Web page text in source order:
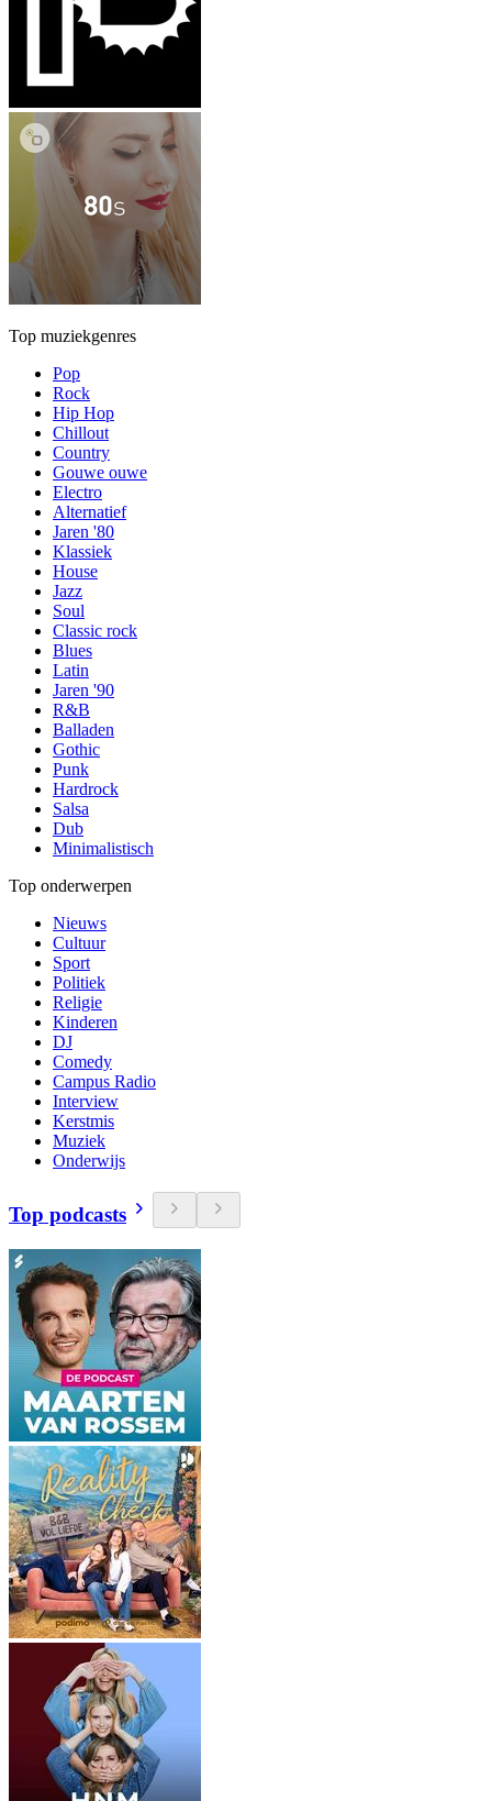
Top muziekgenres
Pop
Rock
Hip Hop
Chillout
Country
Gouwe ouwe
Electro
Alternatief
Jaren '80
Klassiek
House
Jazz
Soul
Classic rock
Blues
Latin
Jaren '90
R&B
Balladen
Gothic
Punk
Hardrock
Salsa
Dub
Minimalistisch
Top onderwerpen
Nieuws
Cultuur
Sport
Politiek
Religie
Kinderen
DJ
Comedy
Campus Radio
Interview
Kerstmis
Muziek
Onderwijs
Top podcasts